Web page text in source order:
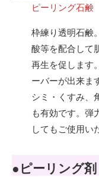
ピーリング石鹸
枠練り透明石鹸
酸等を配合して
再生を促します
ーバーが出来ま
シミ・くすみ、
も有効です。弾
してもご使用い
●ピーリング剤